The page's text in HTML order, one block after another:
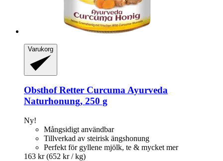
Varukorg
Obsthof Retter Curcuma Ayurveda
Naturhonung, 250 g
Ny!
Mångsidigt användbar
Tillverkad av steirisk ängshonung
Perfekt för gyllene mjölk, te & mycket mer
163 kr (652 kr / kg)